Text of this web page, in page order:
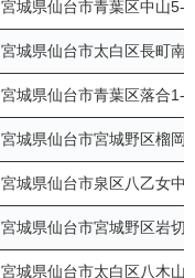
宮城県仙台市青葉区中山
宮城県仙台市太白区長町
宮城県仙台市青葉区落合
宮城県仙台市宮城野区榴
宮城県仙台市泉区八乙女
宮城県仙台市宮城野区岩
宮城県仙台市太白区八木